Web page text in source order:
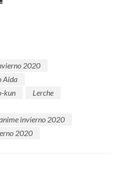
2020
Aida
kun
Lerche
invierno 2020
2020